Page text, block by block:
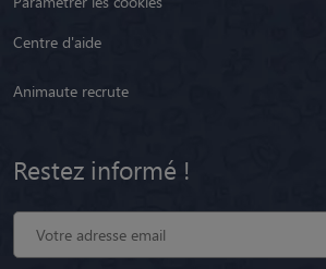
Centre d'aide
Animaute recrute
Restez informé !